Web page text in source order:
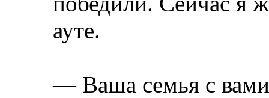
ауте.
— Ваша семья с